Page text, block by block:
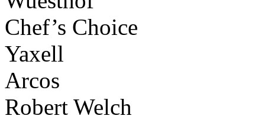
Chef’s Choice
Yaxell
Arcos
Robert Welch